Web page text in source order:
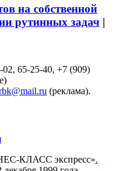
на собственной
рутинных задач |
65-25-40, +7 (909)
(реклама).
КЛАСС экспресс».